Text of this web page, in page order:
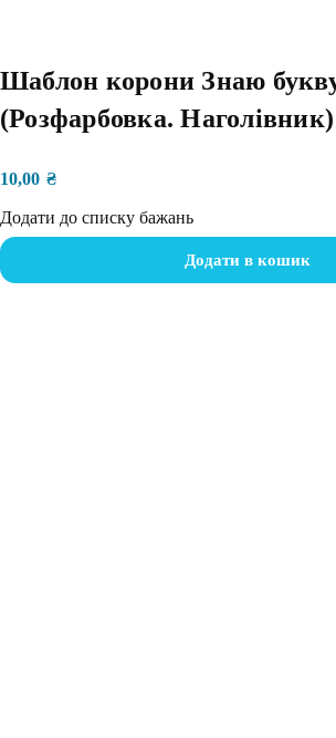
Шаблон корони Знаю
(Розфарбовка. Наголівник)
10,00 ₴
Додати до списку бажань
Додати в кошик